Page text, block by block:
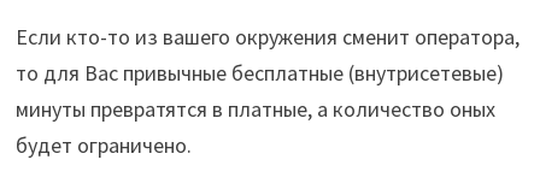
Если кто-то из вашего окружения сменит оператора,
то для Вас привычные бесплатные (внутрисетевые)
минуты превратятся в платные, а количество оных
будет ограничено.